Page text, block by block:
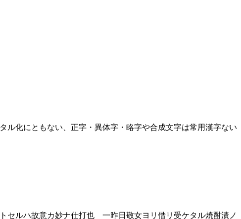
ル化にともない、正字・異体字・略字や合成文字は常用漢字ない
ハ故意カ妙ナ仕打也 一昨日敬女ヨリ借リ受ケタル焼酎漬ノ